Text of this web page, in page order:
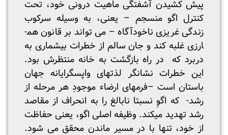
پیش کشیدن آشفتگی ماهیت درونی خود، تحت
كنترل اگو منسجم – یعنی، به وسیله­ سرکوب
زندگی غریزی ناخودآگاه – می تواند بر قانون هم­
ارزی غلبه کند و جان سالم از خطرات بی­شماری به
دربرد که در راه بازگشت به خانه منتظرش بود.
این خطرات نشانگر لذت­های واپس­گرایانه جهان
باستان است –فرم­های ارضاء موجودِ هر مرحله از
رشد- که اگوِ نسبتا نابالغ را به انحراف از مقاصد
رشد تهدید می­کند. وظیفه اصلی اگو، یعنی حفاظت
از خود، تنها با در مسیر ماندن محقق می شود.